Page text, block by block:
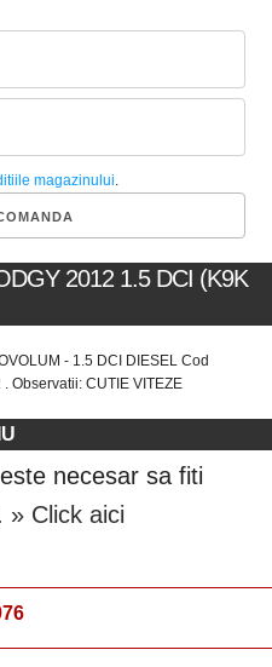
magazinului.
2012 1.5 DCI (K9K
- 1.5 DCI DIESEL Cod
Observatii: CUTIE VITEZE
necesar sa fiti
» Click aici